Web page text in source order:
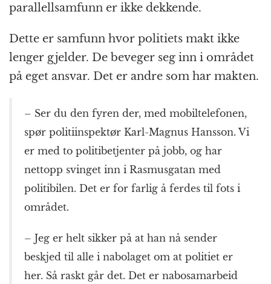
parallellsamfunn er ikke dekkende.
Dette er samfunn hvor politiets makt ikke
lenger gjelder. De beveger seg inn i området
på eget ansvar. Det er andre som har makten.
– Ser du den fyren der, med mobiltelefonen,
spør politiinspektør Karl-Magnus Hansson. Vi
er med to politibetjenter på jobb, og har
nettopp svinget inn i Rasmusgatan med
politibilen. Det er for farlig å ferdes til fots i
området.
– Jeg er helt sikker på at han nå sender
beskjed til alle i nabolaget om at politiet er
her. Så raskt går det. Det er nabosamarbeid